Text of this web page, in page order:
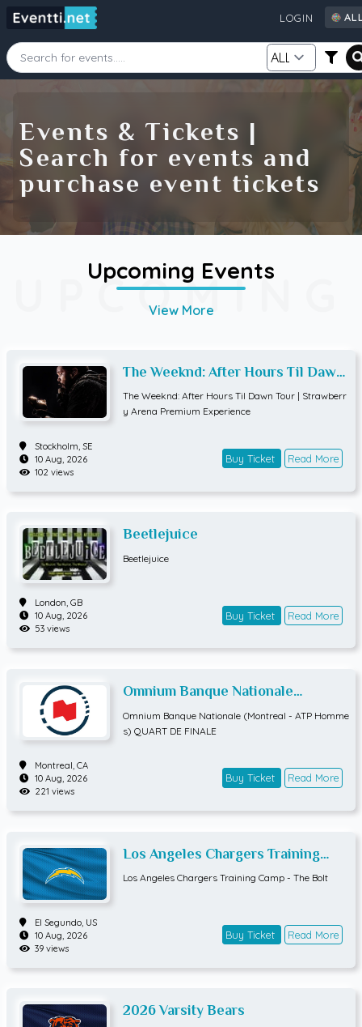
Source
LOGIN
AU
DE
FI
GB
IE
Events & Tickets |
Search for events and
purchase event tickets
UPCOMING
Upcoming Events
View More
The Weeknd: After Hours Til Dawn
Tour | Strawberry Arena Premium
Experience
The Weeknd: After Hours Til Dawn Tour | Strawberr
y Arena Premium Experience
Stockholm, SE
10 Aug, 2026
102 views
Buy Ticket Read More
Beetlejuice
Beetlejuice
London, GB
10 Aug, 2026
53 views
Buy Ticket Read More
Omnium Banque Nationale
DE FINALE
Omnium Banque Nationale (Montreal - ATP Homme
s) QUART DE FINALE
Montreal, CA
10 Aug, 2026
221 views
Buy Ticket Read More
Los Angeles Chargers Training
Camp - The Bolt
Los Angeles Chargers Training Camp - The Bolt
El Segundo, US
10 Aug, 2026
39 views
Buy Ticket Read More
2026 Varsity Bears